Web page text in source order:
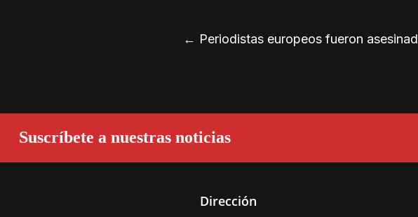
← Periodistas europeos fueron
Suscríbete a nuestras noticias
Dirección